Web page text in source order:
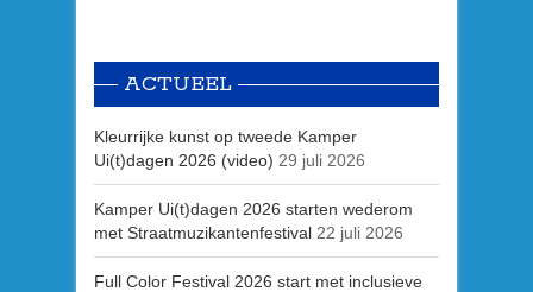
ACTUEEL
Kleurrijke kunst op tweede Kamper
Ui(t)dagen 2026 (video) 29 juli 2026
Kamper Ui(t)dagen 2026 starten wederom
met Straatmuzikantenfestival 22 juli 2026
Full Color Festival 2026 start met inclusieve